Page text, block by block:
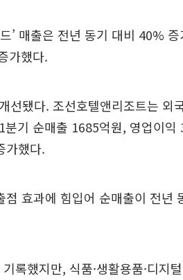
’ 매출은 전년 동기 대비 40%
가했다.
선됐다. 조선호텔앤리조트는 외
분기 순매출 1685억원, 영업이
가했다.
점 효과에 힘입어 순매출이 전
록했지만, 식품·생활용품·디지